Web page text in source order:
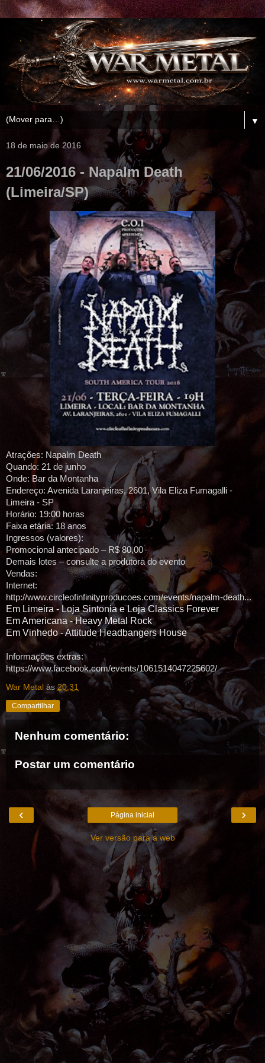
▼
18 de maio de 2016
21/06/2016 - Napalm Death
(Limeira/SP)
Atrações: Napalm Death
Quando: 21 de junho
Onde: Bar da Montanha
Endereço: Avenida Laranjeiras, 2601, Vila Eliza Fumagalli -
Limeira - SP
Horário: 19:00 horas
Faixa etária: 18 anos
Ingressos (valores):
Promocional antecipado – R$ 80,00
Demais lotes – consulte a produtora do evento
Vendas:
Internet:
http://www.circleofinfinityproducoes.com/events/napalm-death...
Em Limeira - Loja Sintonia e Loja Classics Forever
Em Americana - Heavy Metal Rock
Em Vinhedo - Attitude Headbangers House
Informações extras:
https://www.facebook.com/events/1061514047225602/
War Metal às20:31
Compartilhar
Nenhum comentário:
Postar um comentário
‹ ›
Página inicial
Ver versão para a web